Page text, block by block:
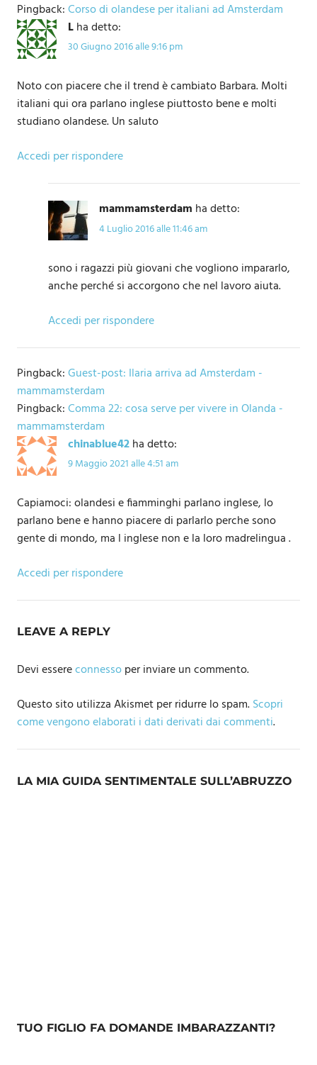
Pingback:Corso di olandese per italiani ad Amsterdam
Lha detto:
30 Giugno 2016 alle 9:16 pm
Noto con piacere che il trend è cambiato Barbara. Molti
italiani qui ora parlano inglese piuttosto bene e molti
studiano olandese. Un saluto
Accedi per rispondere
mammamsterdam ha detto:
4 Luglio 2016 alle 11:46 am
sono i ragazzi più giovani che vogliono impararlo,
anche perché si accorgono che nel lavoro aiuta.
Accedi per rispondere
Pingback:Guest-post: Ilaria arriva ad Amsterdam -
mammamsterdam
Pingback:Comma 22: cosa serve per vivere in Olanda -
mammamsterdam
chinablue42ha detto:
9 Maggio 2021 alle 4:51 am
Capiamoci: olandesi e fiamminghi parlano inglese, lo
parlano bene e hanno piacere di parlarlo perche sono
gente di mondo, ma l inglese non e la loro madrelingua .
Accedi per rispondere
LEAVE A REPLY
Devi essereconnessoper inviare un commento.
Questo sito utilizza Akismet per ridurre lo spam.Scopri
come vengono elaborati i dati derivati dai commenti.
LA MIA GUIDA SENTIMENTALE SULL’ABRUZZO
TUO FIGLIO FA DOMANDE IMBARAZZANTI?